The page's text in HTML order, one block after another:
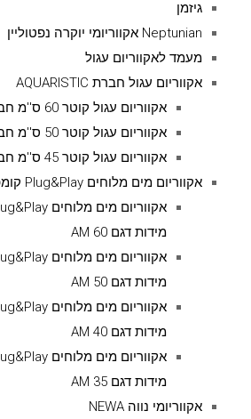
גיזמן
Neptunian אקווריומי יוקרה נפטוליין
מעמד לאקווריום עגול
אקווריום עגול חברת AQUARISTIC
אקווריום עגול קוטר 60 ס''מ חברת AQUARISTIC
אקווריום עגול קוטר 50 ס''מ חברת AQUARISTIC
אקווריום עגול קוטר 45 ס''מ חברת AQUARISTIC
אקווריום מים מלוחים Plug&Play קומפלט
מידות דגם AM 60
מידות דגם AM 50
מידות דגם AM 40
מידות דגם AM 35
אקווריומי נווה NEWA